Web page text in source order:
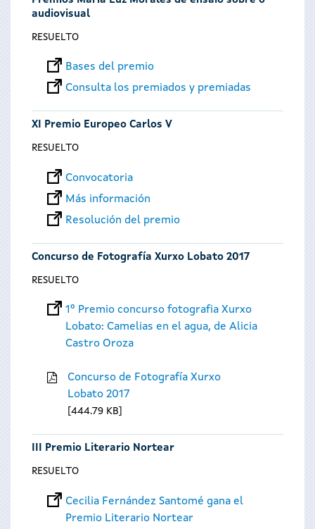
audiovisual
RESUELTO
Bases del premio
Consulta los premiados y premiadas
XI Premio Europeo Carlos V
RESUELTO
Convocatoria
Más información
Resolución del premio
Concurso de Fotografía Xurxo Lobato 2017
RESUELTO
1º Premio concurso fotografia Xurxo
Lobato: Camelias en el agua, de Alicia
Castro Oroza
Concurso de Fotografía Xurxo
Lobato 2017
444.79 KB
III Premio Literario Nortear
RESUELTO
Cecilia Fernández Santomé gana el
Premio Literario Nortear